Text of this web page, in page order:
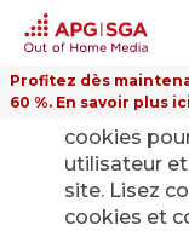
Profitez dès
60 %. En savoir plus
Sur ce site
cookies
utilisateur
site. Lisez
cookies et